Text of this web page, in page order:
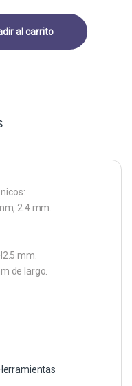
SPROTEK STD-6235 quantity
al carrito
2.4 mm.
mm.
de largo.